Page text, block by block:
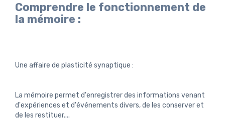
Comprendre le fonctionnement de
la mémoire :
Une affaire de plasticité synaptique :
La mémoire permet d'enregistrer des informations venant
d'expériences et d'événements divers, de les conserver et
de les restituer....